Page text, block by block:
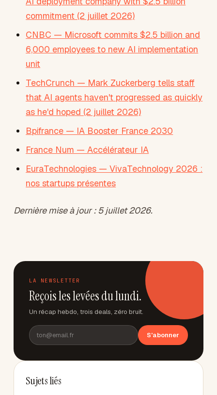
commitment (2 juillet 2026)
CNBC — Microsoft commits $2.5 billion and
6,000 employees to new AI implementation
unit
TechCrunch — Mark Zuckerberg tells staff
that AI agents haven't progressed as quickly
as he'd hoped (2 juillet 2026)
Bpifrance — IA Booster France 2030
France Num — Accélérateur IA
EuraTechnologies — VivaTechnology 2026 :
nos startups présentes
Dernière mise à jour : 5 juillet 2026.
LA NEWSLETTER
Reçois les levées du lundi.
Un récap hebdo, trois deals, zéro bruit.
S'abonner
Sujets liés